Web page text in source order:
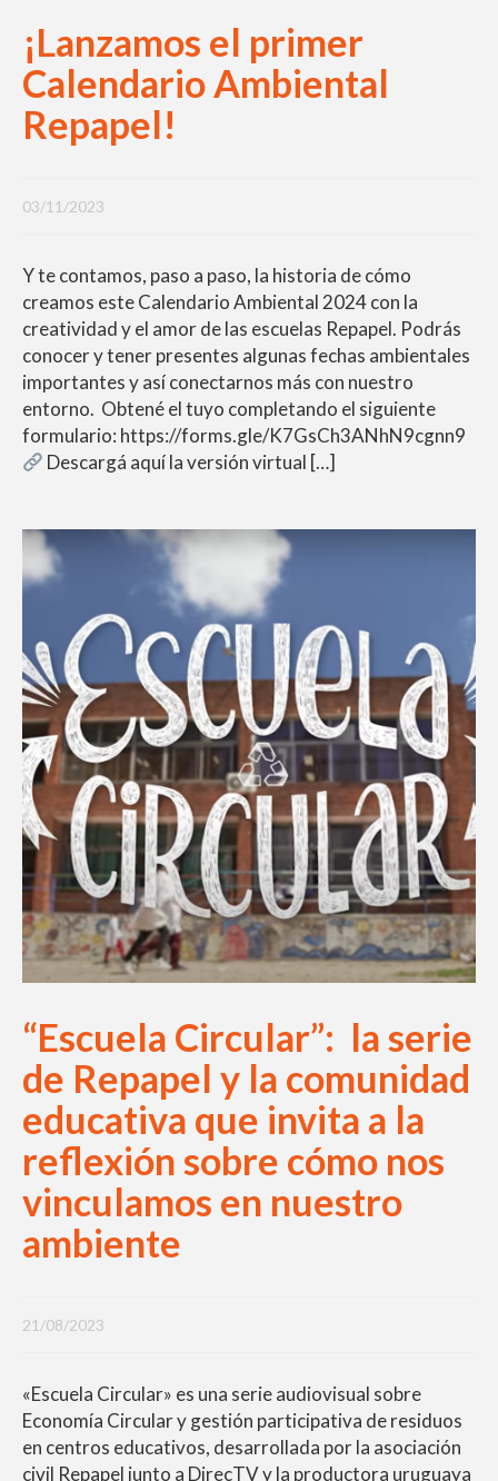
¡Lanzamos el primer
Calendario Ambiental
Repapel!
03/11/2023
Y te contamos, paso a paso, la historia de cómo
creamos este Calendario Ambiental 2024 con la
creatividad y el amor de las escuelas Repapel. Podrás
conocer y tener presentes algunas fechas ambientales
importantes y así conectarnos más con nuestro
entorno. Obtené el tuyo completando el siguiente
formulario: https://forms.gle/K7GsCh3ANhN9cgnn9
Descargá aquí la versión virtual […]
“Escuela Circular”: la serie
de Repapel y la comunidad
educativa que invita a la
reflexión sobre cómo nos
vinculamos en nuestro
ambiente
21/08/2023
«Escuela Circular» es una serie audiovisual sobre
Economía Circular y gestión participativa de residuos
en centros educativos, desarrollada por la asociación
civil Repapel junto a DirecTV y la productora uruguaya